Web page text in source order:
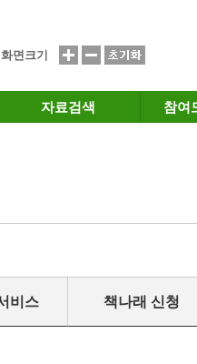
화면크기
자료검색 참여
비스 책나래 신청